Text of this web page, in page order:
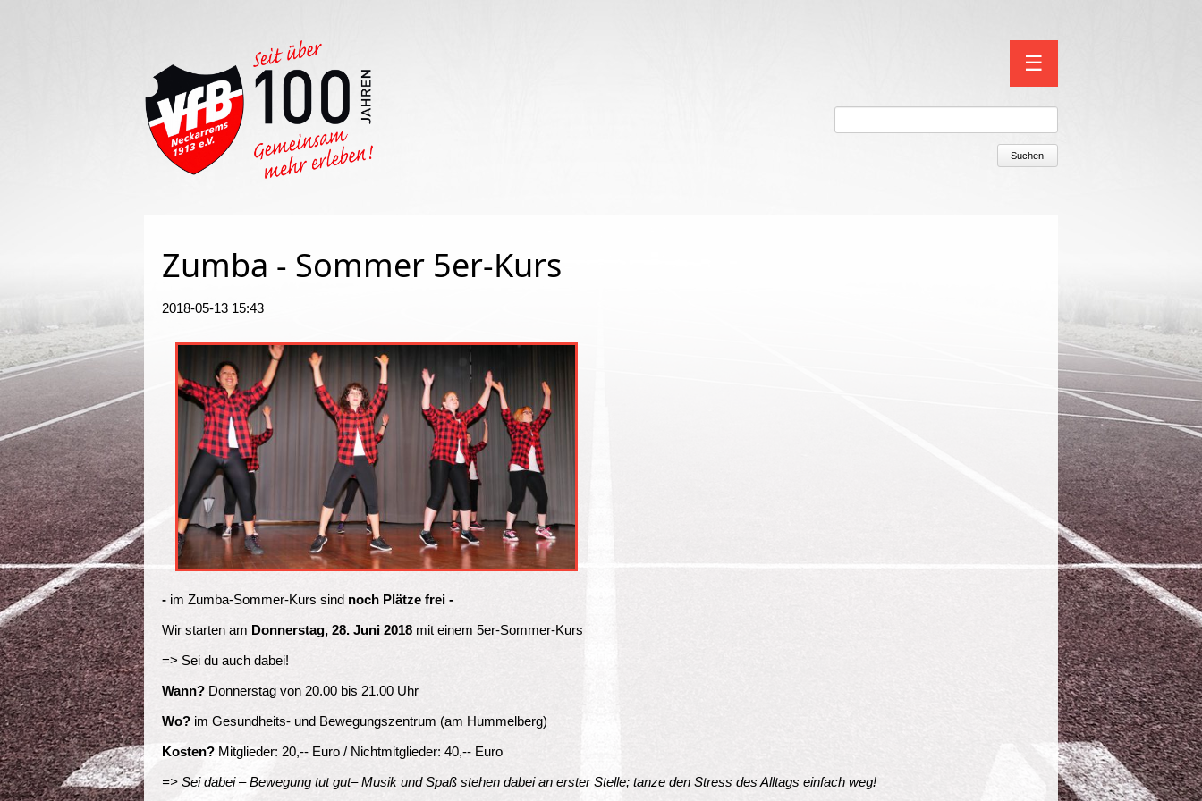
überspringen
☰
Suchen
Zumba - Sommer 5er-Kurs
2018-05-13 15:43
- im Zumba-Sommer-Kurs sind noch Plätze frei -
Wir starten am Donnerstag, 28. Juni 2018 mit einem 5er-Sommer-Kurs
=> Sei du auch dabei!
Wann? Donnerstag von 20.00 bis 21.00 Uhr
Wo? im Gesundheits- und Bewegungszentrum (am Hummelberg)
Kosten? Mitglieder: 20,-- Euro / Nichtmitglieder: 40,-- Euro
=> Sei dabei – Bewegung tut gut– Musik und Spaß stehen dabei an erster Stelle; tanze den Stress des Alltags einfach weg!